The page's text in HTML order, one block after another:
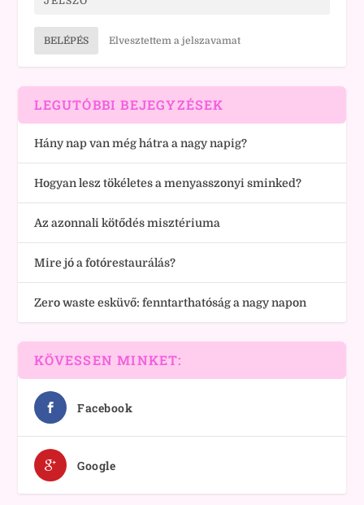
BELÉPÉS Elvesztettem a jelszavamat
LEGUTÓBBI BEJEGYZÉSEK
Hány nap van még hátra a nagy napig?
Hogyan lesz tökéletes a menyasszonyi sminked?
Az azonnali kötődés misztériuma
Mire jó a fotórestaurálás?
Zero waste esküvő: fenntarthatóság a nagy napon
KÖVESSEN MINKET:
Facebook
Google